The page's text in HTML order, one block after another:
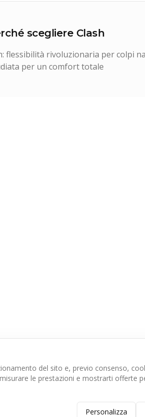
scegliere Clash
flessibilità rivoluzionaria per colpi
per un comfort totale
del sito e, previo consenso,
le prestazioni e mostrarti offerte
Personalizza